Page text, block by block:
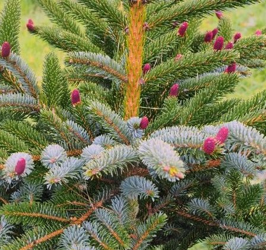
Выберите город
Обратный звонокЗаказать обратный звонок
Каталог
Семена
Грунты
Газонные травы, сидераты
Горшки, рассадники, аксессуары
Посадочный материал
Садовый инструмент, инвентарь
Консервирование
Средства защиты, удобрения, добавки, химия